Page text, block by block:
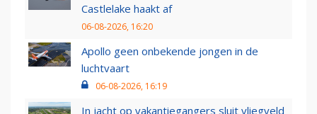
Castlelake haakt af
06-08-2026, 16:20
Apollo geen onbekende jongen in de
luchtvaart
06-08-2026, 16:19
In jacht op vakantiegangers sluit vliegveld